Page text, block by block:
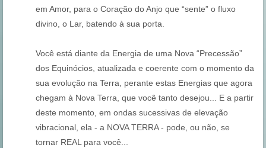
em Amor, para o Coração do Anjo que “sente” o fluxo
divino, o Lar, batendo à sua porta.
Você está diante da Energia de uma Nova “Precessão”
dos Equinócios, atualizada e coerente com o momento da
sua evolução na Terra, perante estas Energias que agora
chegam à Nova Terra, que você tanto desejou... E a partir
deste momento, em ondas sucessivas de elevação
vibracional, ela - a NOVA TERRA - pode, ou não, se
tornar REAL para você...